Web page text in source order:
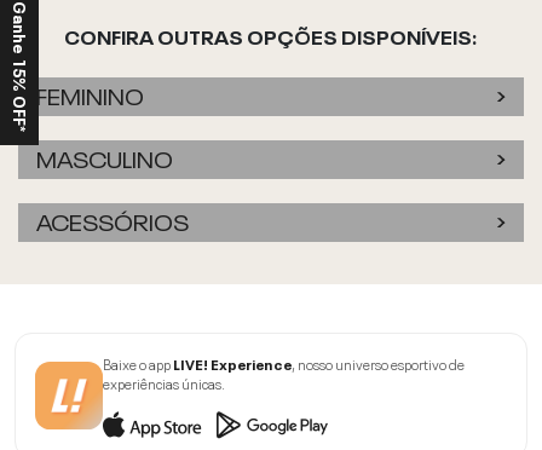
CONFIRA OUTRAS OPÇÕES DISPONÍVEIS:
FEMININO
MASCULINO
ACESSÓRIOS
Baixe o appLIVE! Experience, nosso universo esportivo de
experiências únicas.
Ganhe 15% OFF*